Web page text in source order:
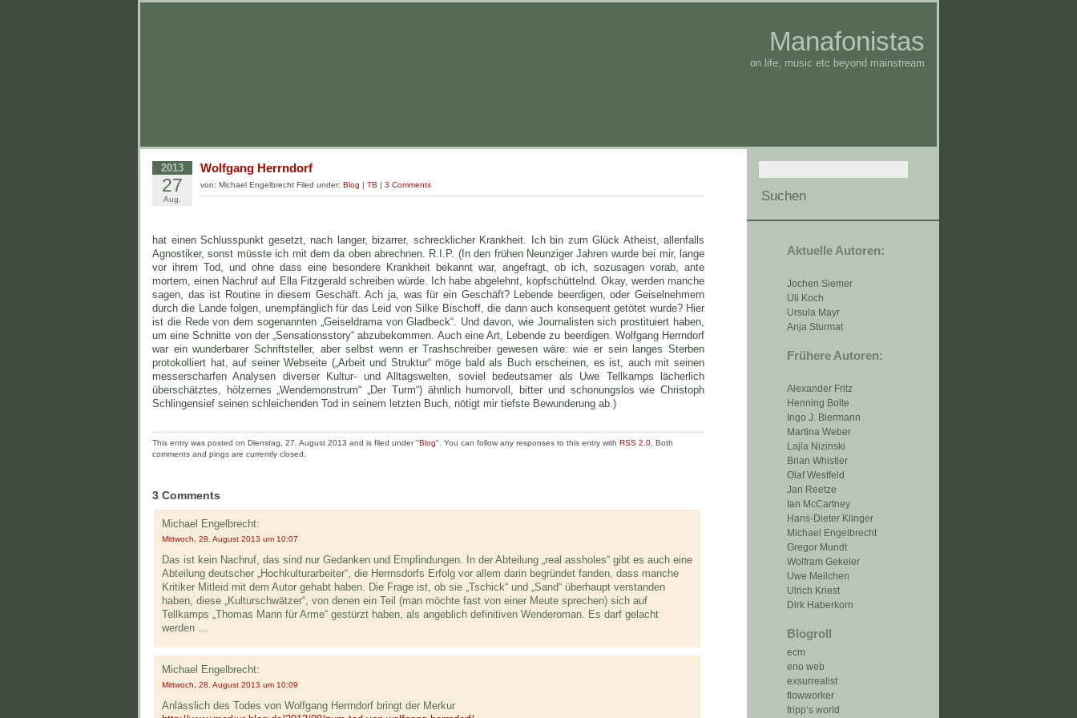
Manafonistas
on life, music etc beyond mainstream
Aktuelle Autoren:
Jochen Siemer
Uli Koch
Ursula Mayr
Anja Sturmat
Frühere Autoren:
Alexander Fritz
Henning Bolte
Ingo J. Biermann
Martina Weber
Lajla Nizinski
Brian Whistler
Olaf Westfeld
Jan Reetze
Ian McCartney
Hans-Dieter Klinger
Michael Engelbrecht
Gregor Mundt
Wolfram Gekeler
Uwe Meilchen
Ulrich Kriest
Dirk Haberkorn
Blogroll
ecm
eno web
exsurrealist
flowworker
fripp‘s world
2013
27
Aug.
Wolfgang Herrndorf
von: Michael Engelbrecht Filed under: Blog | TB | 3 Comments
hat einen Schlusspunkt gesetzt, nach langer, bizarrer, schrecklicher Krankheit. Ich bin zum Glück Atheist, allenfalls
Agnostiker, sonst müsste ich mit dem da oben abrechnen. R.I.P. (In den frühen Neunziger Jahren wurde bei mir, lange
vor ihrem Tod, und ohne dass eine besondere Krankheit bekannt war, angefragt, ob ich, sozusagen vorab, ante
mortem, einen Nachruf auf Ella Fitzgerald schreiben würde. Ich habe abgelehnt, kopfschüttelnd. Okay, werden manche
sagen, das ist Routine in diesem Geschäft. Ach ja, was für ein Geschäft? Lebende beerdigen, oder Geiselnehmern
durch die Lande folgen, unempfänglich für das Leid von Silke Bischoff, die dann auch konsequent getötet wurde? Hier
ist die Rede von dem sogenannten „Geiseldrama von Gladbeck“. Und davon, wie Journalisten sich prostituiert haben,
um eine Schnitte von der „Sensationsstory“ abzubekommen. Auch eine Art, Lebende zu beerdigen. Wolfgang Herrndorf
war ein wunderbarer Schriftsteller, aber selbst wenn er Trashschreiber gewesen wäre: wie er sein langes Sterben
protokolliert hat, auf seiner Webseite („Arbeit und Struktur“ möge bald als Buch erscheinen, es ist, auch mit seinen
messerscharfen Analysen diverser Kultur- und Alltagswelten, soviel bedeutsamer als Uwe Tellkamps lächerlich
überschätztes, hölzernes „Wendemonstrum“ „Der Turm“) ähnlich humorvoll, bitter und schonungslos wie Christoph
Schlingensief seinen schleichenden Tod in seinem letzten Buch, nötigt mir tiefste Bewunderung ab.)
This entry was posted on Dienstag, 27. August 2013 and is filed under "Blog". You can follow any responses to this entry with RSS 2.0. Both
comments and pings are currently closed.
3 Comments
Michael Engelbrecht:
Mittwoch, 28. August 2013 um 10:07
Das ist kein Nachruf, das sind nur Gedanken und Empfindungen. In der Abteilung „real assholes“ gibt es auch eine
Abteilung deutscher „Hochkulturarbeiter“, die Herrnsdorfs Erfolg vor allem darin begründet fanden, dass manche
Kritiker Mitleid mit dem Autor gehabt haben. Die Frage ist, ob sie „Tschick“ und „Sand“ überhaupt verstanden
haben, diese „Kulturschwätzer“, von denen ein Teil (man möchte fast von einer Meute sprechen) sich auf
Tellkamps „Thomas Mann für Arme“ gestürzt haben, als angeblich definitiven Wenderoman. Es darf gelacht
werden …
Michael Engelbrecht:
Mittwoch, 28. August 2013 um 10:09
Anlässlich des Todes von Wolfgang Herrndorf bringt der Merkur